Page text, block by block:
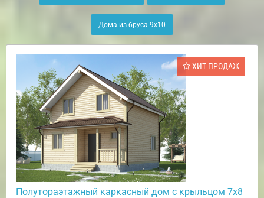
Дома из бруса 9х10
ХИТ ПРОДАЖ
Полутораэтажный каркасный дом с крыльцом 7х8